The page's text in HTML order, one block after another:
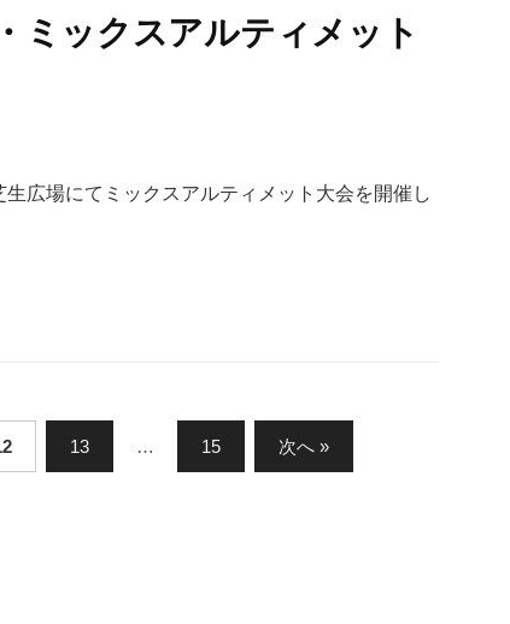
ミックスアルティメット
広場にてミックスアルティメット大会を開催し
13 … 15 次へ »